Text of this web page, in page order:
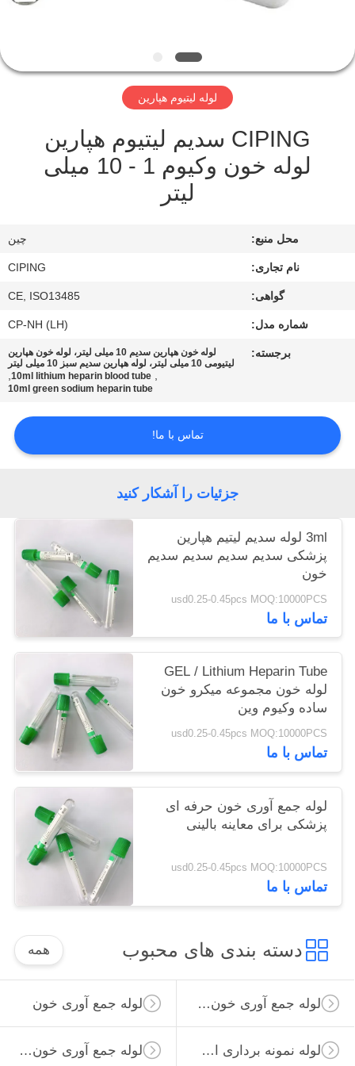
تماس
بگیرید
نقشه
POLICY
لوله لیتیوم هپارین
CIPING سدیم لیتیوم هپارین
لوله خون وکیوم 1 - 10 میلی
لیتر
محل منبع: چین
نام تجاری: CIPING
گواهی: CE, ISO13485
شماره مدل: CP-NH (LH)
برجسته:
لوله خون هپارین سدیم 10 میلی لیتر، لوله خون هپارین
لیتیومی 10 میلی لیتر، لوله هپارین سدیم سبز 10 میلی لیتر
,
10ml lithium heparin blood tube
,
10ml green sodium heparin tube
تماس با ما!
جزئیات را آشکار کنید
3ml لوله سدیم لیتیم هپارین
پزشکی سدیم سدیم سدیم سدیم
خون
usd0.25-0.45pcs MOQ:10000PCS
تماس با ما
GEL / Lithium Heparin Tube
لوله خون مجموعه میکرو خون
ساده وکیوم وین
usd0.25-0.45pcs MOQ:10000PCS
تماس با ما
لوله جمع آوری خون حرفه ای
پزشکی برای معاینه بالینی
usd0.25-0.45pcs MOQ:10000PCS
تماس با ما
دسته بندی های محبوب همه
لوله جمع آوری خون لوله جمع آوری خون خلاء
لوله جمع آوری خون غیر خلاء لوله نمونه برداری از ویروس